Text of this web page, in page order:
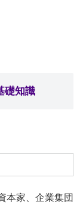
礎知識
本家、企業集団